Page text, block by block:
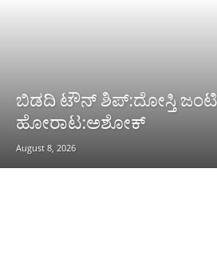
ಬಿಡದಿ ಟೌನ್ ಶಿಪ್:ದೋಸ್ತಿ ಜಂಟಿ
ಹೋರಾಟ:ಅಶೋಕ್
August 8, 2026